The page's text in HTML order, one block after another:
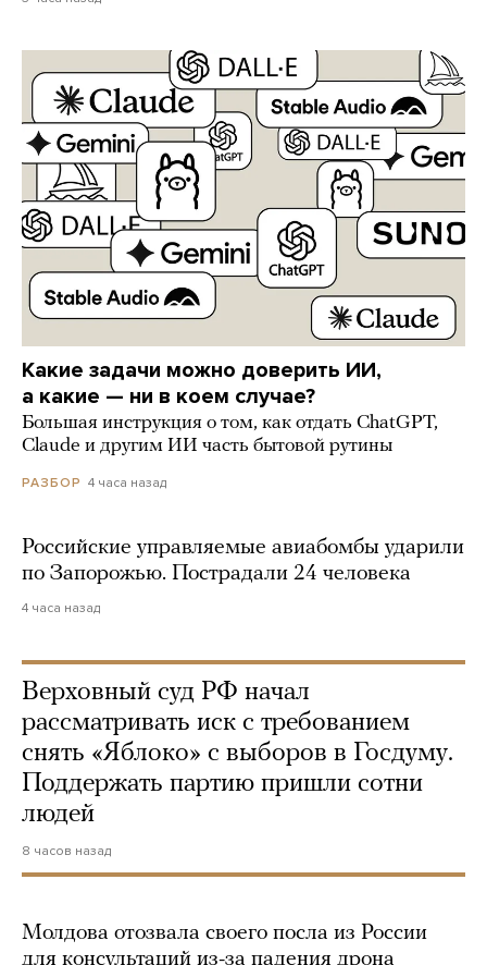
Какие задачи можно доверить ИИ,
а какие — ни в коем случае?
Большая инструкция о том, как отдать ChatGPT,
Claude и другим ИИ часть бытовой рутины
РАЗБОР 4 часа назад
Российские управляемые авиабомбы ударили
по Запорожью. Пострадали 24 человека
4 часа назад
Верховный суд РФ начал
рассматривать иск с требованием
снять «Яблоко» с выборов в Госдуму.
Поддержать партию пришли сотни
людей
8 часов назад
Молдова отозвала своего посла из России
для консультаций из-за падения дрона